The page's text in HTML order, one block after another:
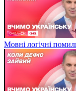
Мовні логічні